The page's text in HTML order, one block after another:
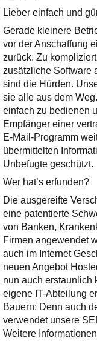
Lieber einfach und
Gerade kleinere
vor der Anschaffung
zurück. Zu
zusätzliche Software
sind die Hürden.
sie alle aus dem
einfach zu bedienen
Empfänger einer
E-Mail-Programm
übermittelten
Unbefugte geschützt.
Wer hat’s erfunden?
Die ausgereifte
eine patentierte
von Banken,
Firmen angewendet
auch im Internet
neuen Angebot
nun auch erstaunlich
eigene IT-Abteilung
Bauern: Denn auch
verwendet unsere
Weitere
E-Mail